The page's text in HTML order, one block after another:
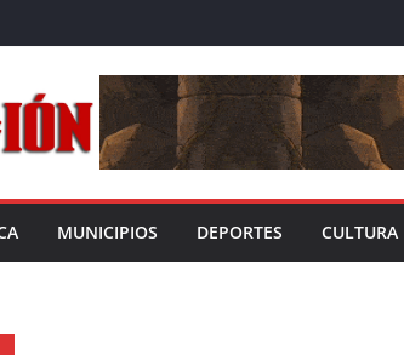
MUNICIPIOS DEPORTES CULTURA